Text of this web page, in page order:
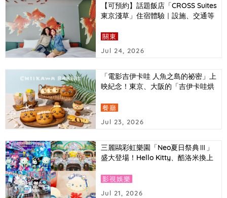
【可預約】話題飯店「CROSS Suites
東京淺草」住宿體驗｜設施、交通等
關東
Jul 24, 2026
「電影吉伊卡哇 人魚之島的祕密」上
映紀念！東京、大阪的「吉伊卡哇烘
的造型麵包
餐廳
Jul 23, 2026
三麗鷗彩虹樂園「Neo夏日祭典Ⅲ」
盛大登場！Hello Kitty、酷洛米換上
亮相
影視娛樂
Jul 21, 2026